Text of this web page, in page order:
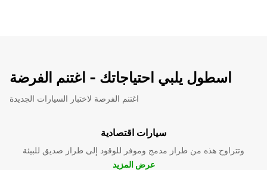
اسطول يلبي احتياجاتك - اغتنم الفرضة
اغتنم الفرصة لاختبار السيارات الجديدة
سيارات اقتصادية
وتتراوح هذه من طراز مدمج وموفر للوقود إلى طراز صديق للبيئة
عرض المزيد